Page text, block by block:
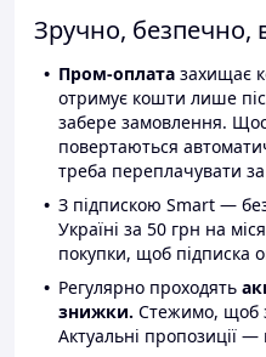
Зручно, безпечно,
Пром-оплата захищає
отримує кошти лише
забере замовлення.
повертаються
треба переплачувати
З підпискою Smart —
Україні за 50 грн на
покупки, щоб підписка
Регулярно проходять
знижки. Стежимо, щоб
Актуальні пропозиції —